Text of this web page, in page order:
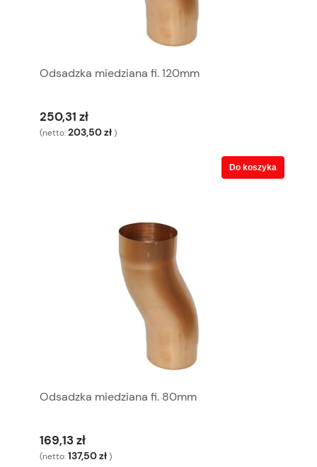
Odsadzka miedziana fi. 120mm
250,31 zł
(netto:203,50 zł )
Do koszyka
Odsadzka miedziana fi. 80mm
169,13 zł
(netto:137,50 zł )